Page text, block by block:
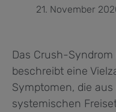
21. November
Das Crush-
beschreibt eine
Symptomen, die
systemischen